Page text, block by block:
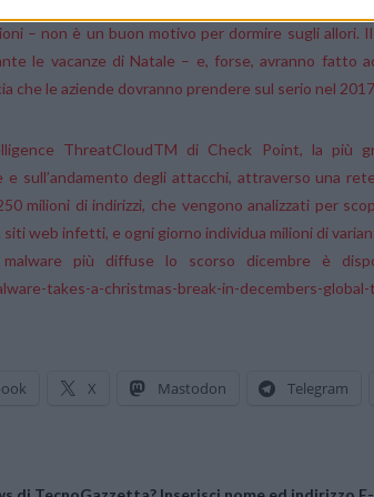
registrato un calo di attacchi malware dell’8%
– non è un buon motivo per dormire sugli allori.
le vacanze di Natale – e, forse, avranno fatto
che le aziende dovranno prendere sul serio nel
ThreatCloudTM di Check Point, la più
sull’andamento degli attacchi, attraverso una
milioni di indirizzi, che vengono analizzati per
web infetti, e ogni giorno individua milioni di
più diffuse lo scorso dicembre è
takes-a-christmas-break-in-decembers-
X Mastodon Telegram